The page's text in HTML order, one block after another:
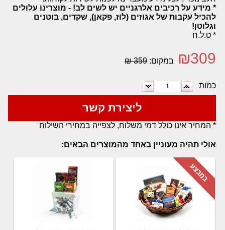
* מידע על רכיבים אלרגניים יש לשים לב! - מוצרינו עלולים
להכיל עקבות של אגוזים (לוז, פקאן), שקדים, בוטנים
וגלוטן!
* ט.ל.ח
₪309 במקום: 359 ₪
כמות
ליצירת קשר
* המחיר אינו כולל דמי משלוח, לצפייה במחירי השילוח
אולי תהיה מעוניין באחד מהמוצרים הבאים: